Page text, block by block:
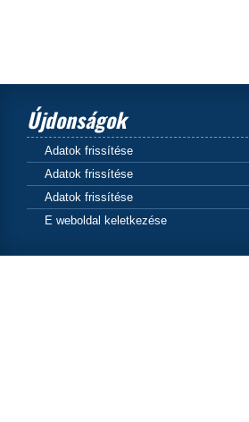
Újdonságok
Adatok frissítése
Adatok frissítése
Adatok frissítése
E weboldal keletkezése